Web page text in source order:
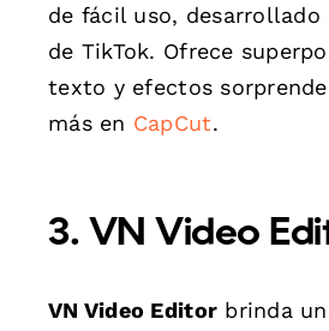
de fácil uso, desarrollado
de TikTok. Ofrece
texto y efectos
más en CapCut.
3. VN Video
VN Video Editor brinda